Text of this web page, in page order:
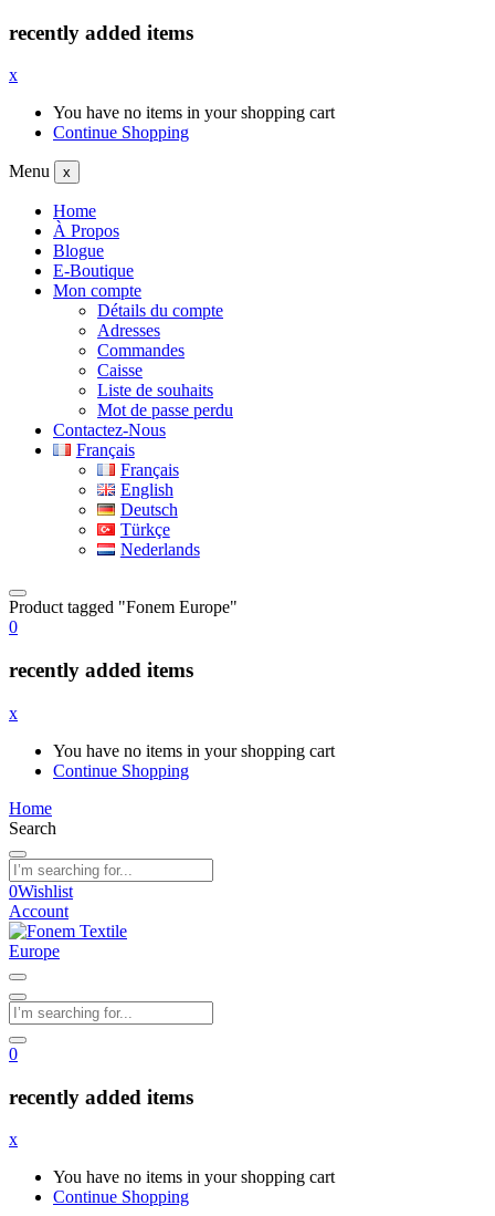
recently added items
x
You have no items in your shopping cart
Continue Shopping
Menu x
Home
À Propos
Blogue
E-Boutique
Mon compte
Détails du compte
Adresses
Commandes
Caisse
Liste de souhaits
Mot de passe perdu
Contactez-Nous
Français
Français
English
Deutsch
Türkçe
Nederlands
Product tagged "Fonem Europe"
0
recently added items
x
You have no items in your shopping cart
Continue Shopping
Home
Search
0Wishlist
Account
0
recently added items
x
You have no items in your shopping cart
Continue Shopping